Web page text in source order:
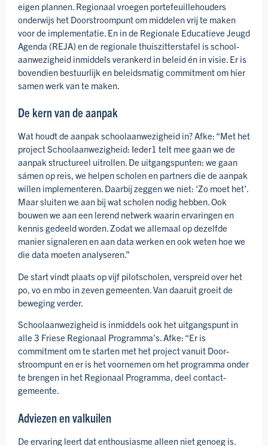
eigen plannen. Regionaal vroegen portefeuille­houders
onderwijs het Door­stroom­punt om middelen vrij te maken
voor de implementatie. En in de Regionale Educatieve Jeugd
Agenda (REJA) en de regionale thuiszitters­tafel is school­
aanwezig­heid inmiddels verankerd in beleid én in visie. Er is
bovendien bestuurlijk en beleids­matig commitment om hier
samen werk van te maken.
De kern van de aanpak
Wat houdt de aanpak school­aanwezig­heid in? Afke: “Met het
project School­aanwezig­heid: Ieder1 telt mee gaan we de
aanpak structureel uitrollen. De uitgangs­punten: we gaan
sámen op reis, we helpen scholen en partners die de aanpak
willen implementeren. Daarbij zeggen we niet: ‘Zo moet het’.
Maar sluiten we aan bij wat scholen nodig hebben. Ook
bouwen we aan een lerend netwerk waarin ervaringen en
kennis gedeeld worden. Zodat we allemaal op dezelfde
manier signaleren en aan data werken en ook weten hoe we
die data moeten analyseren.”
De start vindt plaats op vijf pilot­scholen, verspreid over het
po, vo en mbo in zeven gemeenten. Van daaruit groeit de
beweging verder.
School­aanwezig­heid is inmiddels ook het uitgangspunt in
alle 3 Friese Regionaal Programma’s. Afke: “Er is
commitment om te starten met het project vanuit Door­
stroompunt en er is het voornemen om het programma onder
te brengen in het Regionaal Programma, deel contact­
gemeente.
Adviezen en valkuilen
De ervaring leert dat enthousiasme alleen niet genoeg is.